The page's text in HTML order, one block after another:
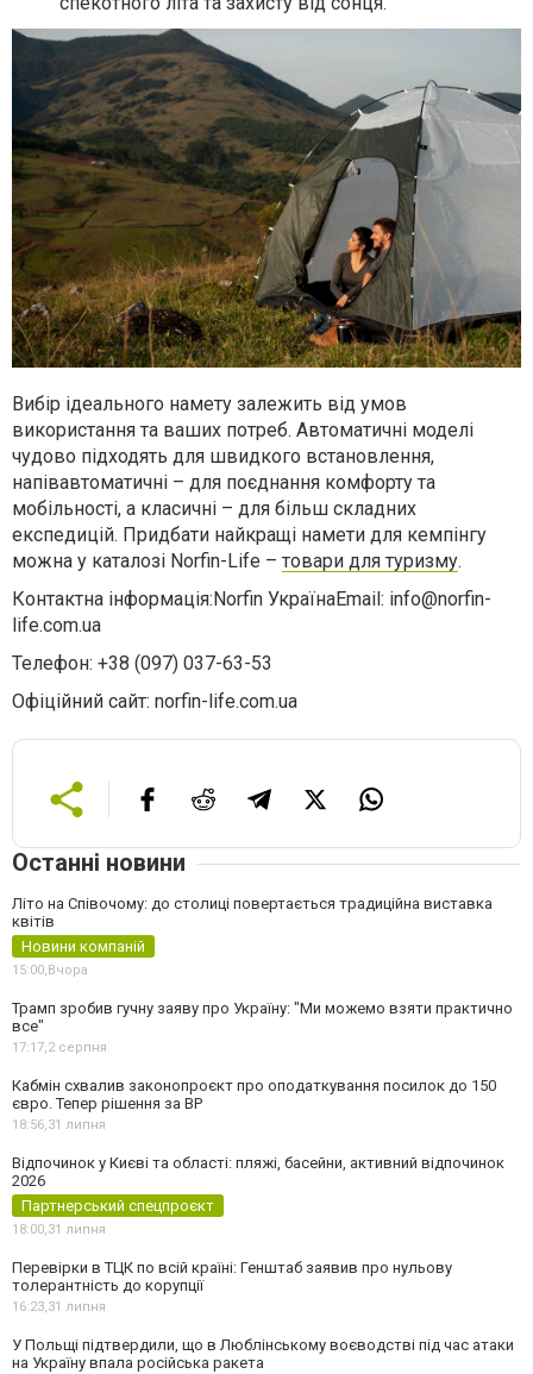
Вибір ідеального намету залежить від умов
використання та ваших потреб. Автоматичні моделі
чудово підходять для швидкого встановлення,
напівавтоматичні – для поєднання комфорту та
мобільності, а класичні – для більш складних
експедицій. Придбати найкращі намети для кемпінгу
можна у каталозі Norfin-Life – товари для туризму.
Контактна інформація:Norfin УкраїнаEmail: info@norfin-
life.com.ua
Телефон: +38 (097) 037-63-53
Офіційний сайт: norfin-life.com.ua
Останні новини
Літо на Співочому: до столиці повертається традиційна виставка
квітів
Новини компаній
15:00, Вчора
Трамп зробив гучну заяву про Україну: "Ми можемо взяти практично
все"
17:17,2 серпня
Кабмін схвалив законопроєкт про оподаткування посилок до 150
євро. Тепер рішення за ВР
18:56,31 липня
Відпочинок у Києві та області: пляжі, басейни, активний відпочинок
2026
Партнерський спецпроєкт
18:00,31 липня
Перевірки в ТЦК по всій країні: Генштаб заявив про нульову
толерантність до корупції
16:23,31 липня
У Польщі підтвердили, що в Люблінському воєводстві під час атаки
на Україну впала російська ракета